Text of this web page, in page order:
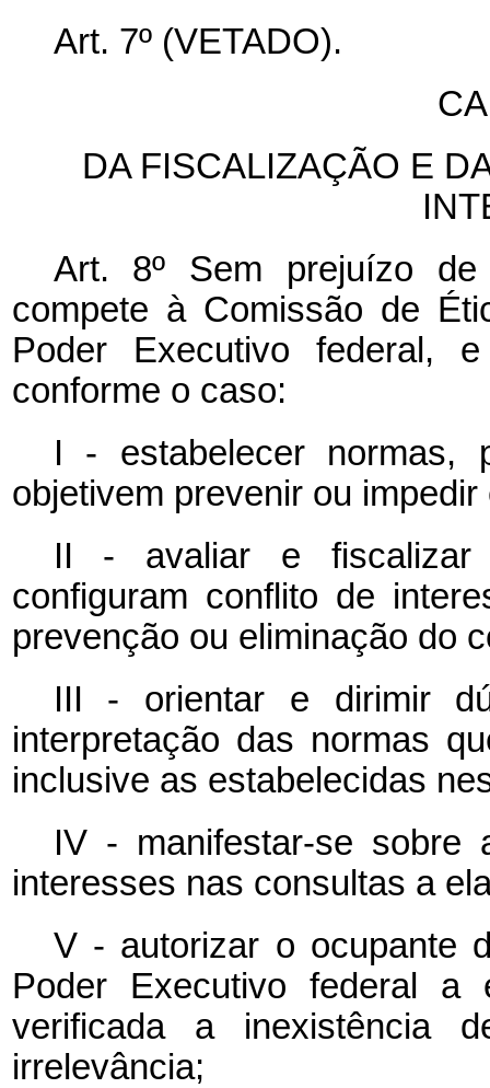
Art. 7º (VETADO).
DA FISCALIZAÇÃO E
Art. 8º Sem prejuízo de
compete à Comissão de
Poder Executivo federal,
conforme o caso:
I - estabelecer normas,
objetivem prevenir ou
II - avaliar e fiscalizar
configuram conflito de
prevenção ou eliminação do
III - orientar e dirimir
interpretação das normas
inclusive as estabelecidas
IV - manifestar-se sobre
interesses nas consultas a
V - autorizar o ocupante
Poder Executivo federal a
verificada a inexistência
irrelevância;